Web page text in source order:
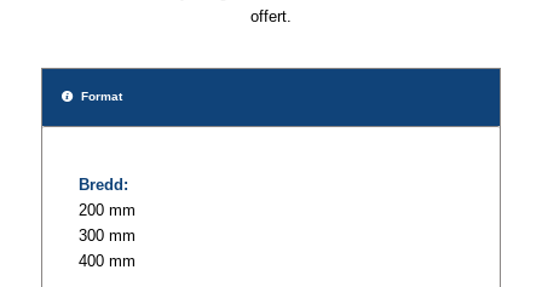
offert.
Format
Bredd:
200 mm
300 mm
400 mm